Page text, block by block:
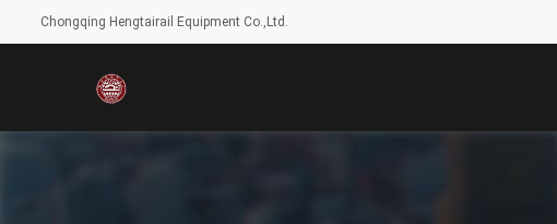
Chongqing Hengtairail Equipment Co.,Ltd.